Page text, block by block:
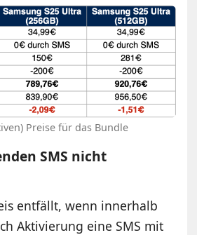
Preise für das Bundle
SMS nicht
entfällt, wenn innerhalb
Aktivierung eine SMS mit